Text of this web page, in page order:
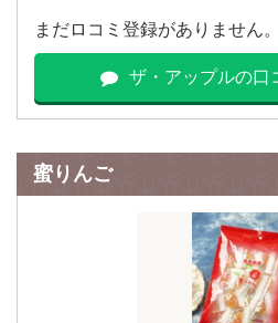
まだロコミ登録がありません。
ザ・アップルの口
蜜りんご